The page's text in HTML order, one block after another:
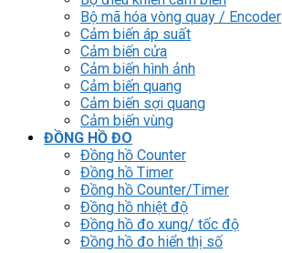
Bộ mã hóa vòng quay / Encoder
Cảm biến áp suất
Cảm biến cửa
Cảm biến hình ảnh
Cảm biến quang
Cảm biến sợi quang
Cảm biến vùng
ĐỒNG HỒ ĐO
Đồng hồ Counter
Đồng hồ Timer
Đồng hồ Counter/Timer
Đồng hồ nhiệt độ
Đồng hồ đo xung/ tốc độ
Đồng hồ đo hiển thị số